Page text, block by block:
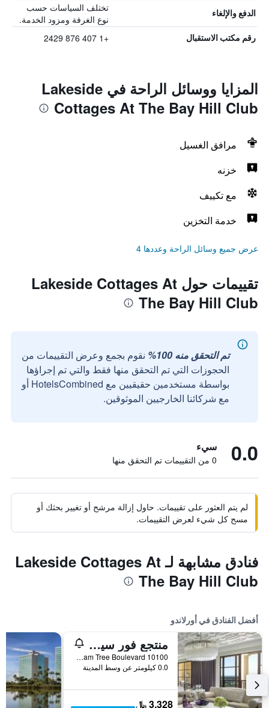
الدفع والإلغاء
تختلف السياسات حسب
نوع الغرفة ومزود الخدمة.
رقم مكتب الاستقبال +1 407 876 2429
المزايا ووسائل الراحة في Lakeside
Cottages At The Bay Hill Club
مرافق الغسيل
خزنه
مع تكييف
خدمة التخزين
عرض جميع وسائل الراحة وعددها 4
تقييمات حول Lakeside Cottages At
The Bay Hill Club
تم التحقق منه 100%
نقوم بجمع وعرض التقييمات من
الحجوزات التي تم التحقق منها فقط والتي تم إجراؤها
بواسطة مستخدمين حقيقيين مع HotelsCombined أو
مع شركائنا الخارجيين الموثوقين.
0.0 سيء
0 من التقييمات تم التحقق منها
لم يتم العثور على تقييمات. حاول إزالة مرشح أو تغيير بحثك أو
مسح كل شيء لعرض التقييمات.
فنادق مشابهة لـ Lakeside Cottages At
The Bay Hill Club
أفضل الفنادق في أورلاندو
منتجع فور سيزونز أورلاندو آت والت ديزني وورلد ريزورت
10100 Dream Tree Boulevard, أورلاندو, FL, الولايات المتحدة الأميريكية
0.0 كيلومتر عن وسط المدينة
3,328 ﷼